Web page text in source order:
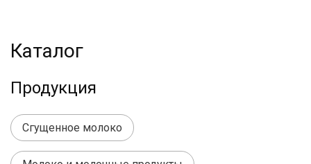
Каталог
Продукция
Сгущенное молоко